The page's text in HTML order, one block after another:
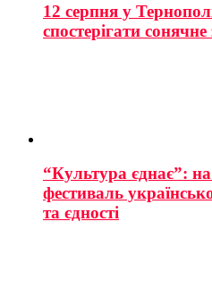
12 серпня у
спостерігати
“Культура єднає”: на
фестиваль
та єдності